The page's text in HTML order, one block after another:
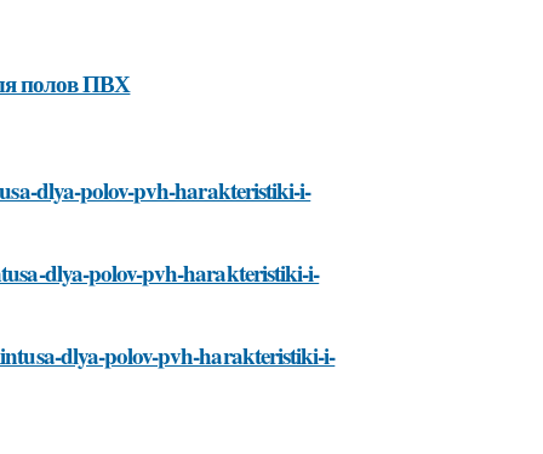
полов ПВХ
dlya-polov-pvh-harakteristiki-i-
dlya-polov-pvh-harakteristiki-i-
dlya-polov-pvh-harakteristiki-i-